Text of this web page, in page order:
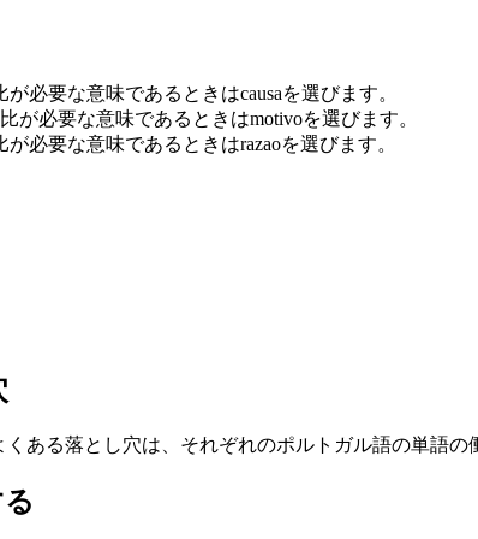
が必要な意味であるときはcausaを選びます。
が必要な意味であるときはmotivoを選びます。
が必要な意味であるときはrazaoを選びます。
くある落とし穴は、それぞれのポルトガル語の単語